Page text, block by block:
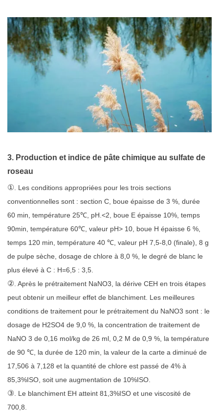
3. Production et indice de pâte chimique au sulfate de
roseau
①. Les conditions appropriées pour les trois sections
conventionnelles sont : section C, boue épaisse de 3 %, durée
60 min, température 25℃, pH.<2, boue E épaisse 10%, temps
90min, température 60℃, valeur pH> 10, boue H épaisse 6 %,
temps 120 min, température 40 ℃, valeur pH 7,5-8,0 (finale), 8 g
de pulpe sèche, dosage de chlore à 8,0 %, le degré de blanc le
plus élevé à C : H=6,5 : 3,5.
②. Après le prétraitement NaNO3, la dérive CEH en trois étapes
peut obtenir un meilleur effet de blanchiment. Les meilleures
conditions de traitement pour le prétraitement du NaNO3 sont : le
dosage de H2SO4 de 9,0 %, la concentration de traitement de
NaNO 3 de 0,16 mol/kg de 26 ml, 0,2 M de 0,9 %, la température
de 90 ℃, la durée de 120 min, la valeur de la carte a diminué de
17,506 à 7,128 et la quantité de chlore est passé de 4% à
85,3%ISO, soit une augmentation de 10%ISO.
③. Le blanchiment EH atteint 81,3%ISO et une viscosité de
700,8.